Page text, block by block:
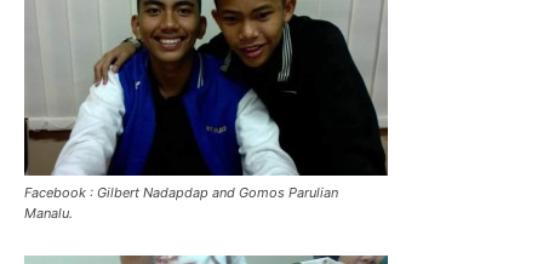
Facebook : Gilbert Nadapdap and Gomos Parulian
Manalu.